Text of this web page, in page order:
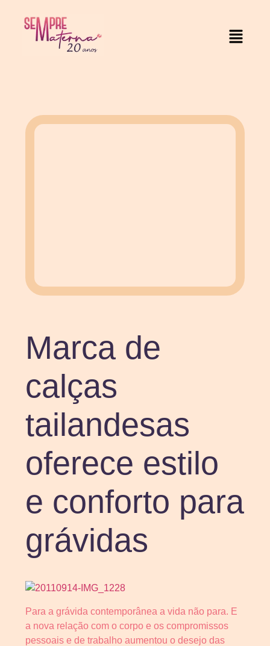
Marca de
calças
tailandesas
oferece estilo
e conforto para
grávidas
Para a grávida contemporânea a vida não para. E
a nova relação com o corpo e os compromissos
pessoais e de trabalho aumentou o desejo das